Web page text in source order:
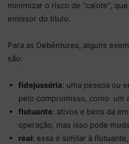
minimizar o risco de “calote”,
emissor do título.
Para as Debêntures, alguns
são:
fidejussória: uma pessoa ou
pelo compromisso, como um
flutuante: ativos e bens da
operação, mas isso pode
real: essa é similar à